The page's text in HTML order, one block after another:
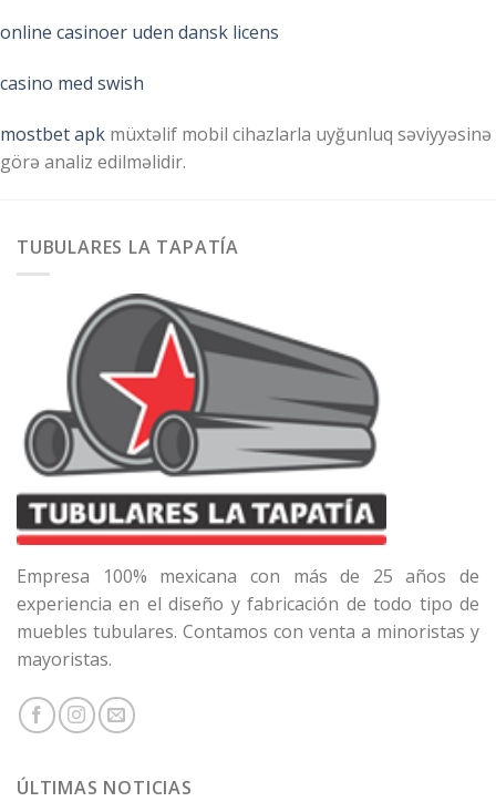
online casinoer uden dansk licens
casino med swish
mostbet apk müxtəlif mobil cihazlarla uyğunluq səviyyəsinə
görə analiz edilməlidir.
TUBULARES LA TAPATÍA
Empresa 100% mexicana con más de 25 años de
experiencia en el diseño y fabricación de todo tipo de
muebles tubulares. Contamos con venta a minoristas y
mayoristas.
ÚLTIMAS NOTICIAS